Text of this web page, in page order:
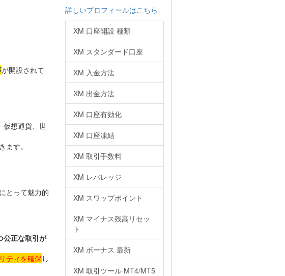
が開設されて
仮想通貨、世
す。
とって魅力的
公正な取引が
ティを確保し
詳しいプロフィールはこちら
XM 口座開設 種類
XM スタンダード口座
XM 入金方法
XM 出金方法
XM 口座有効化
XM 口座凍結
XM 取引手数料
XM レバレッジ
XM スワップポイント
XM マイナス残高リセッ
ト
XM ボーナス 最新
XM 取引ツール MT4/MT5